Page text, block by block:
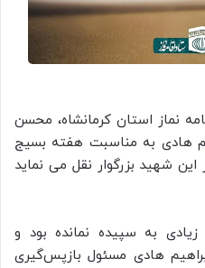
نماز استان کرمانشاه، محسن
هادی به مناسبت هفته بسیج
شهید بزرگوار نقل می نماید
به سپیده نمانده بود و
هادی مسئول بازپس‌گیری